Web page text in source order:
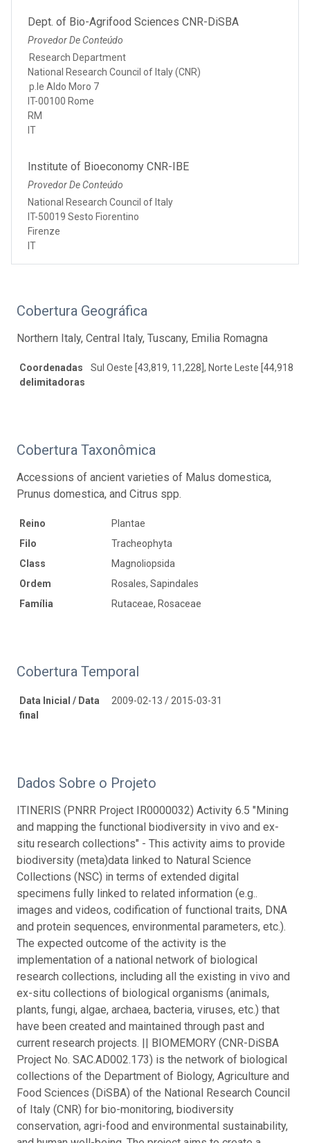
Dept. of Bio-Agrifood Sciences CNR-DiSBA
Provedor De Conteúdo
Research Department
National Research Council of Italy (CNR)
p.le Aldo Moro 7
IT-00100 Rome
RM
IT
Institute of Bioeconomy CNR-IBE
Provedor De Conteúdo
National Research Council of Italy
IT-50019 Sesto Fiorentino
Firenze
IT
Cobertura Geográfica
Northern Italy, Central Italy, Tuscany, Emilia Romagna
Coordenadas
delimitadoras
Sul Oeste [43,819, 11,228], Norte Leste [44,918,
Cobertura Taxonômica
Accessions of ancient varieties of Malus domestica,
Prunus domestica, and Citrus spp.
Reino
Plantae
Filo
Tracheophyta
Class
Magnoliopsida
Ordem
Rosales, Sapindales
Família
Rutaceae, Rosaceae
Cobertura Temporal
Data Inicial / Data
final
2009-02-13 / 2015-03-31
Dados Sobre o Projeto
ITINERIS (PNRR Project IR0000032) Activity 6.5 "Mining
and mapping the functional biodiversity in vivo and ex-
situ research collections" - This activity aims to provide
biodiversity (meta)data linked to Natural Science
Collections (NSC) in terms of extended digital
specimens fully linked to related information (e.g..
images and videos, codification of functional traits, DNA
and protein sequences, environmental parameters, etc.).
The expected outcome of the activity is the
implementation of a national network of biological
research collections, including all the existing in vivo and
ex-situ collections of biological organisms (animals,
plants, fungi, algae, archaea, bacteria, viruses, etc.) that
have been created and maintained through past and
current research projects. || BIOMEMORY (CNR-DiSBA
Project No. SAC.AD002.173) is the network of biological
collections of the Department of Biology, Agriculture and
Food Sciences (DiSBA) of the National Research Council
of Italy (CNR) for bio-monitoring, biodiversity
conservation, agri-food and environmental sustainability,